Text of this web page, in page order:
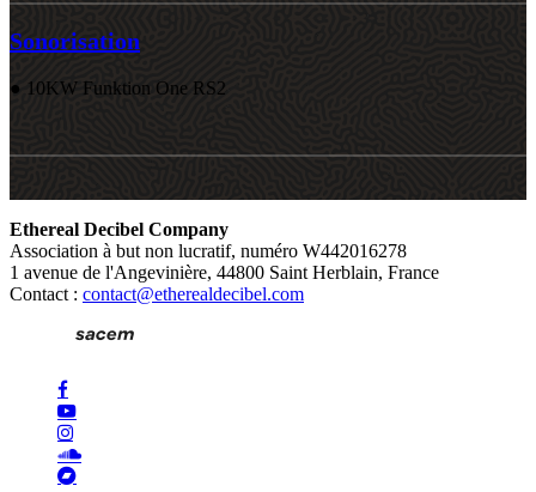
Sonorisation
● 10KW Funktion One RS2
Ethereal Decibel Company
Association à but non lucratif, numéro W442016278
1 avenue de l'Angevinière, 44800 Saint Herblain, France
Contact : contact@etherealdecibel.com
facebook
youtube
instagram
soundcloud
bandcamp